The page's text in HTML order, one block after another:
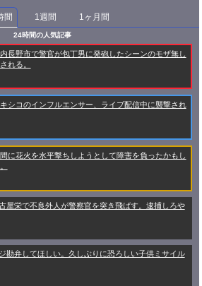
間 1週間 1ヶ月間
24時間の人気記事
内長野市で警官が包丁男に発砲したシーンのモザ無し
れる。
キシコのインフルエンサー、ライブ配信中に襲撃され
間に花火を水平撃ちしようとして障害を負ったかもし
屋栄で不良外人が警察官を突き飛ばす。逮捕しろや
勘弁してほしい。久しぶりに恐ろしい子供ミサイル